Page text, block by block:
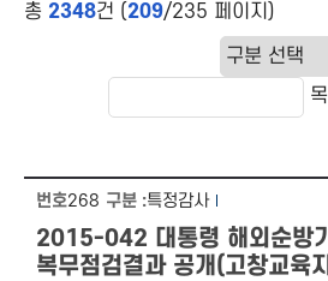
총 2348건 (209/235 페이지)
268 특정감사
2015-042 대통령 해외순방
복무점검결과 공개(고창교육